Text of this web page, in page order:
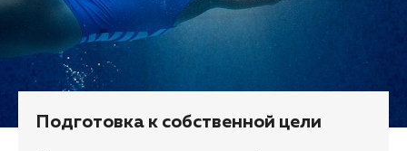
Подготовка к собственной цели